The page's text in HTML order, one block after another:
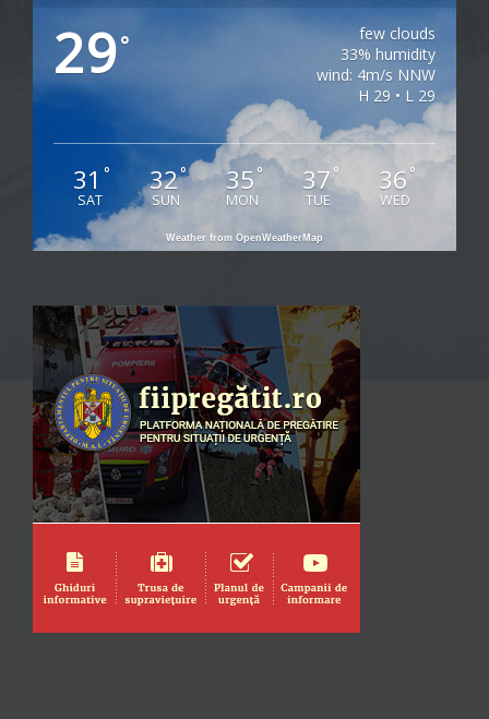
29°
few clouds
33% humidity
wind: 4m/s NNW
H 29 • L 29
31 °
SAT
32°
SUN
35°
MON
37 °
TUE
36 °
WED
Weather from OpenWeatherMap